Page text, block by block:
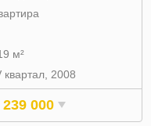
м²
квартал, 2008
239 000